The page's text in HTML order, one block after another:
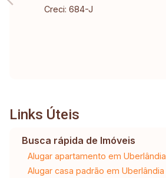
Creci: 684-J
Links Úteis
Busca rápida de Imóveis
Alugar apartamento em Uberlândia
Alugar casa padrão em Uberlândia